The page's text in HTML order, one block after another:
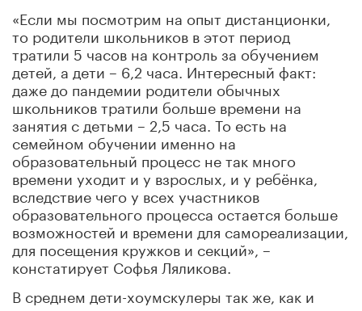
«Если мы посмотрим на опыт дистанционки,
то родители школьников в этот период
тратили 5 часов на контроль за обучением
детей, а дети – 6,2 часа. Интересный факт:
даже до пандемии родители обычных
школьников тратили больше времени на
занятия с детьми – 2,5 часа. То есть на
семейном обучении именно на
образовательный процесс не так много
времени уходит и у взрослых, и у ребёнка,
вследствие чего у всех участников
образовательного процесса остается больше
возможностей и времени для самореализации,
для посещения кружков и секций», –
констатирует Софья Ляликова.
В среднем дети-хоумскулеры так же, как и